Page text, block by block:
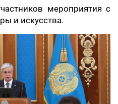
мероприятия с
и искусства.